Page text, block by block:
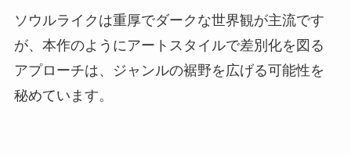
ソウルライクは重厚でダークな世界観が主流です
が、本作のようにアートスタイルで差別化を図る
アプローチは、ジャンルの裾野を広げる可能性を
秘めています。